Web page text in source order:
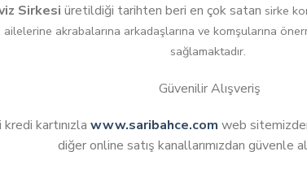
Sirkesi üretildiği tarihten beri en çok satan sirke
akrabalarına arkadaşlarına ve komşularına
sağlamaktadır.
Güvenilir Alışveriş
kartınızla www.saribahce.com web
diğer online satış kanallarımızdan güvenle